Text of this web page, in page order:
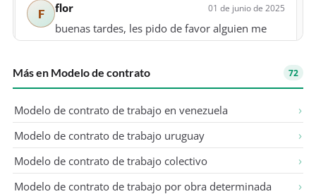
F flor 01 de junio de 2025
buenas tardes, les pido de favor alguien me
pude ayudar hacer una carta para un convenio
municipalidad distrital en forma de animo para
gracias
A Anónimo
Más en Modelo de contrato 72
Modelo de contrato de trabajo en venezuela
Modelo de contrato de trabajo uruguay
Modelo de contrato de trabajo colectivo
Modelo de contrato de trabajo por obra determinada